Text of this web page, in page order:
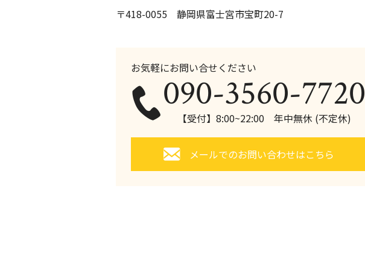
〒418-0055 静岡県富士宮市宝町20-7
お気軽にお問い合せください
090-3560-7720
【受付】8:00~22:00 年中無休 (不定休)
メールでのお問い合わせはこちら